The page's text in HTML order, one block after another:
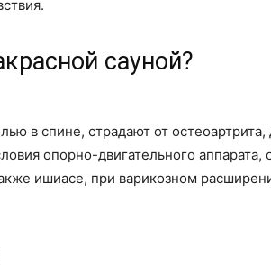
сауной?
в спине, страдают от
опорно-двигательного
ишиасе, при варикозном